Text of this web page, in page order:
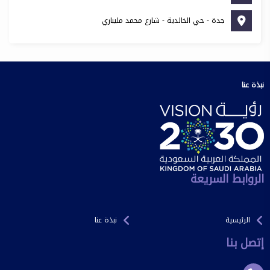
جدة - حي الخالدية - شارع محمد مليباري
نبذة عنا
الروابط السريعة
الرئيسية نبذة عنا
إتصل بنا